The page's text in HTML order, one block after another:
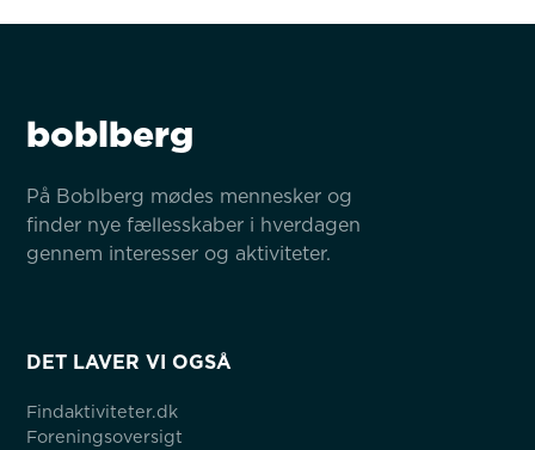
boblberg
På Boblberg mødes mennesker og
finder nye fællesskaber i hverdagen
gennem interesser og aktiviteter.
DET LAVER VI OGSÅ
Findaktiviteter.dk
Foreningsoversigt